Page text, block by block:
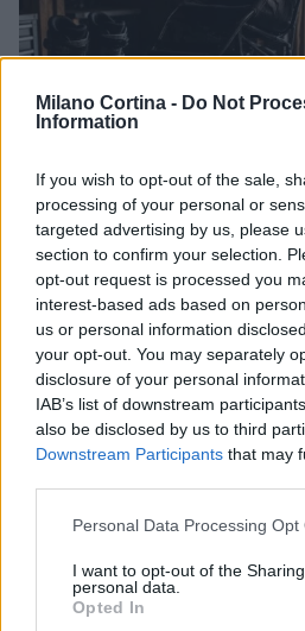
Milano Cortina - Do Not
Information
If you wish to opt-out of the sale,
processing of your personal or
targeted advertising by us, please
section to confirm your selection.
opt-out request is processed you
interest-based ads based on
us or personal information
your opt-out. You may separately
disclosure of your personal
IAB’s list of downstream
also be disclosed by us to third
Downstream Participants that may
Please note that this website/app
not limited to your visit or usage
grant or deny consent to Google
use your data for below specified
Personal Data Processing Opt
I want to opt-out of the
personal data.
Opted In
Guida alle classi paralimpiche
snowboard e ghiaccio
Marco Tessari · 25 Lug 2026
DISCIPLINE PARALIMPICHE